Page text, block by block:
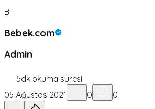
B
Bebek.com
Admin
5dk okuma süresi
05 Ağustos 2021
0 0